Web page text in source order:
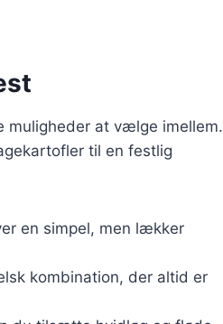
muligheder at vælge imellem.
til en festlig
en simpel, men lækker
kombination, der altid er